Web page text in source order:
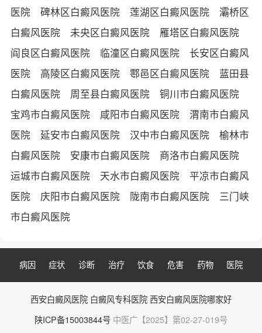
医院
碑林区白癜风医院 莲湖区白癜风医院
灞桥区
白癜风医院
未央区白癜风医院
雁塔区白癜风医院
阎良区白癜风医院
临潼区白癜风医院
长安区白癜风
医院
高陵区白癜风医院 鄠邑区白癜风医院
蓝田县
白癜风医院
周至县白癜风医院
铜川市白癜风医院
宝鸡市白癜风医院
咸阳市白癜风医院
渭南市白癜风
医院
延安市白癜风医院 汉中市白癜风医院
榆林市
白癜风医院
安康市白癜风医院
商洛市白癜风医院
运城市白癜风医院
天水市白癜风医院
平凉市白癜风
医院
庆阳市白癜风医院 陇南市白癜风医院
三门峡
市白癜风医院
病因 症状 诊断 治疗 饮食 危害 药物 医院
西安白癜风医院 白癜风专科医院 西安白癜风医院哪家好
陕ICP备15003844号 中医广【2025】第02-27-019号